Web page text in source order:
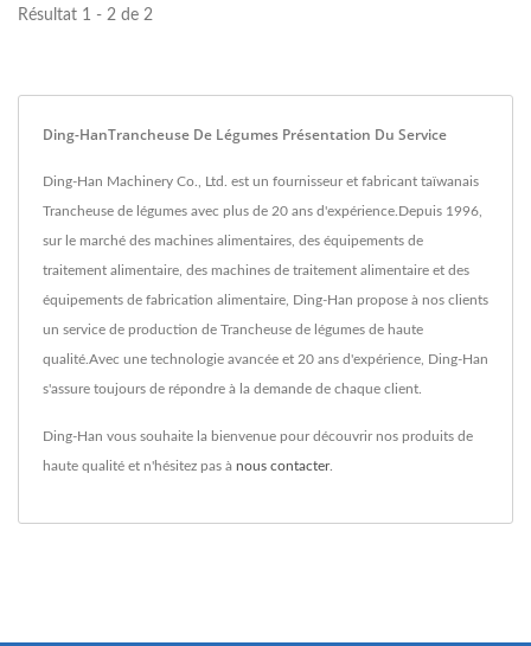
Résultat 1 - 2 de 2
Ding-HanTrancheuse De Légumes Présentation Du Service
Ding-Han Machinery Co., Ltd. est un fournisseur et fabricant taïwanais
Trancheuse de légumes avec plus de 20 ans d'expérience.Depuis 1996,
sur le marché des machines alimentaires, des équipements de
traitement alimentaire, des machines de traitement alimentaire et des
équipements de fabrication alimentaire, Ding-Han propose à nos clients
un service de production de Trancheuse de légumes de haute
qualité.Avec une technologie avancée et 20 ans d'expérience, Ding-Han
s'assure toujours de répondre à la demande de chaque client.
Ding-Han vous souhaite la bienvenue pour découvrir nos produits de
haute qualité et n'hésitez pas à nous contacter.